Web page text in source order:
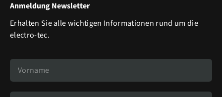
Anmeldung Newsletter
Erhalten Sie alle wichtigen Informationen rund um die
electro-tec.